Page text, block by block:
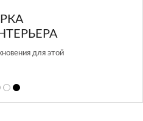
– УНИКАЛЬНЫЙ
ДИЗАЙНУ
студий дизайна интерьера